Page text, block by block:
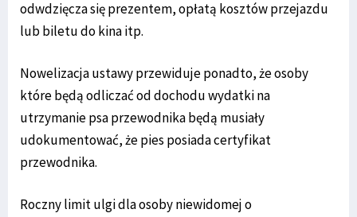
odwdzięcza się prezentem, opłatą kosztów przejazdu
lub biletu do kina itp.
Nowelizacja ustawy przewiduje ponadto, że osoby
które będą odliczać od dochodu wydatki na
utrzymanie psa przewodnika będą musiały
udokumentować, że pies posiada certyfikat
przewodnika.
Roczny limit ulgi dla osoby niewidomej o